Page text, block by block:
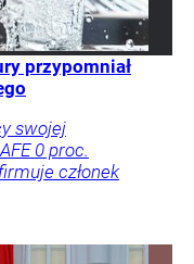
przypomniał
swojej
0 proc.
członek